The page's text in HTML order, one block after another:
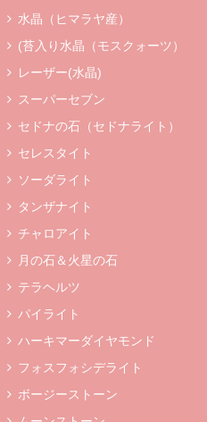
水晶（ヒマラヤ産）
(苔入り水晶（モスクォーツ）
レーザー(水晶)
スーパーセブン
セドナの石（セドナライト）
セレスタイト
ソーダライト
タンザナイト
チャロアイト
月の石＆火星の石
テラヘルツ
パイライト
ハーキマーダイヤモンド
フォスフォシデライト
ボージーストーン